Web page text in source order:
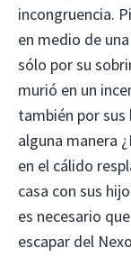
incongruencia.
en medio de
sólo por su
murió en un
también por sus
alguna manera
en el cálido
casa con sus
es necesario
escapar del